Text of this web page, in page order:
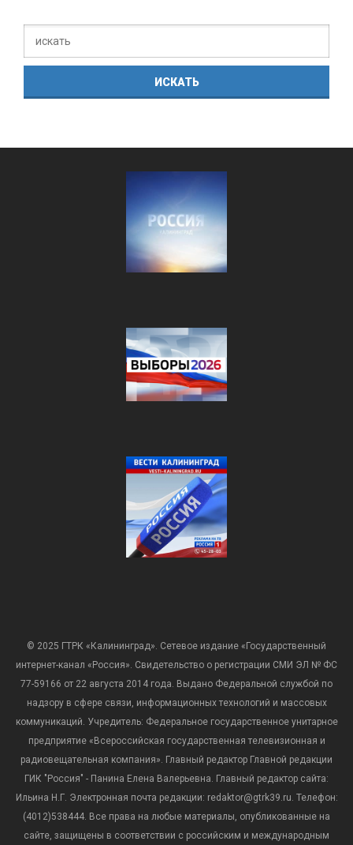
© 2025 ГТРК «Калининград». Сетевое издание «Государственный
интернет-канал «Россия». Свидетельство о регистрации СМИ ЭЛ № ФС
77-59166 от 22 августа 2014 года. Выдано Федеральной службой по
надзору в сфере связи, информационных технологий и массовых
коммуникаций. Учредитель: Федеральное государственное унитарное
предприятие «Всероссийская государственная телевизионная и
радиовещательная компания». Главный редактор Главной редакции
ГИК "Россия" - Панина Елена Валерьевна. Главный редактор сайта:
Ильина Н.Г. Электронная почта редакции: redaktor@gtrk39.ru. Телефон:
(4012)538444. Все права на любые материалы, опубликованные на
сайте, защищены в соответствии с российским и международным